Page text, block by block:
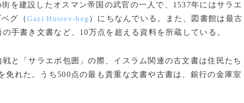
を建設したオスマン帝国の武官の一人で、1537年にはサラエ
グ（Gazi Husrev-beg ）にちなんでいる。また、図書館は最古
手書き文書など、10万点を超える資料を所蔵している。
と「サラエボ包囲」の際、イスラム関連の古文書は住民たち
免れた。うち500点の最も貴重な文書や古書は、銀行の金庫室